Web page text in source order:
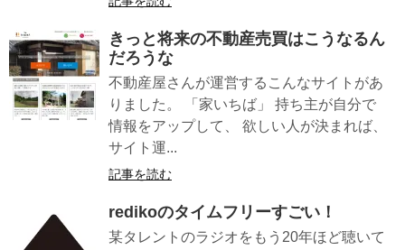
きっと将来の不動産売買はこうなるん
だろうな
不動産屋さんが運営するこんなサイトがあ
りました。 「家いちば」 持ち主が自分で
情報をアップして、 欲しい人が決まれば、
サイト運...
記事を読む
redikoのタイムフリーすごい！
某タレントのラジオをもう20年ほど聴いて